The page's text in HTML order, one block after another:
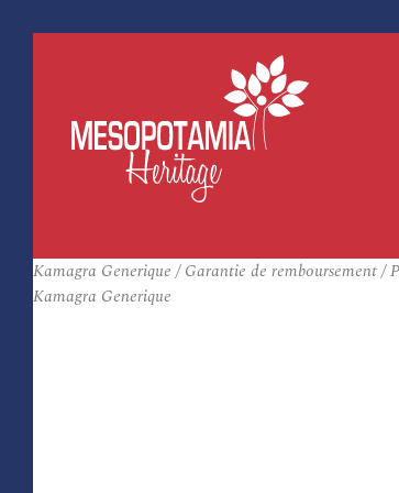
Kamagra Generique / Garantie de remboursement /
Kamagra Generique